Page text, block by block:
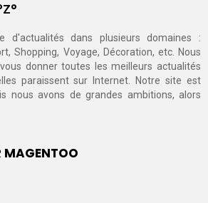
d'actualités dans plusieurs domaines :
Shopping, Voyage, Décoration, etc. Nous
donner toutes les meilleurs actualités
paraissent sur Internet. Notre site est
nous avons de grandes ambitions, alors
MAGENTOO